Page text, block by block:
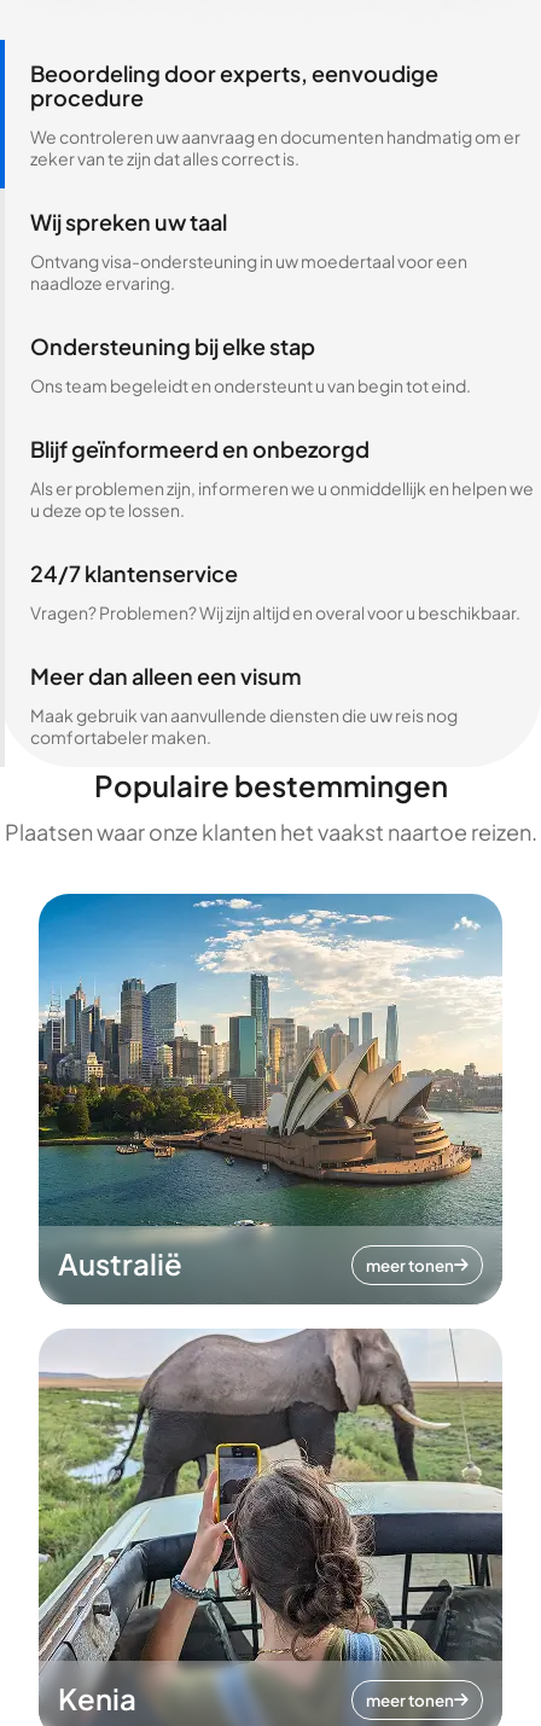
Beoordeling door experts, eenvoudige
procedure
We controleren uw aanvraag en documenten handmatig om er
zeker van te zijn dat alles correct is.
Wij spreken uw taal
Ontvang visa-ondersteuning in uw moedertaal voor een
naadloze ervaring.
Ondersteuning bij elke stap
Ons team begeleidt en ondersteunt u van begin tot eind.
Blijf geïnformeerd en onbezorgd
Als er problemen zijn, informeren we u onmiddellijk en helpen we
u deze op te lossen.
24/7 klantenservice
Vragen? Problemen? Wij zijn altijd en overal voor u beschikbaar.
Meer dan alleen een visum
Maak gebruik van aanvullende diensten die uw reis nog
comfortabeler maken.
Populaire bestemmingen
Plaatsen waar onze klanten het vaakst naartoe reizen.
Australië meer tonen
Kenia meer tonen